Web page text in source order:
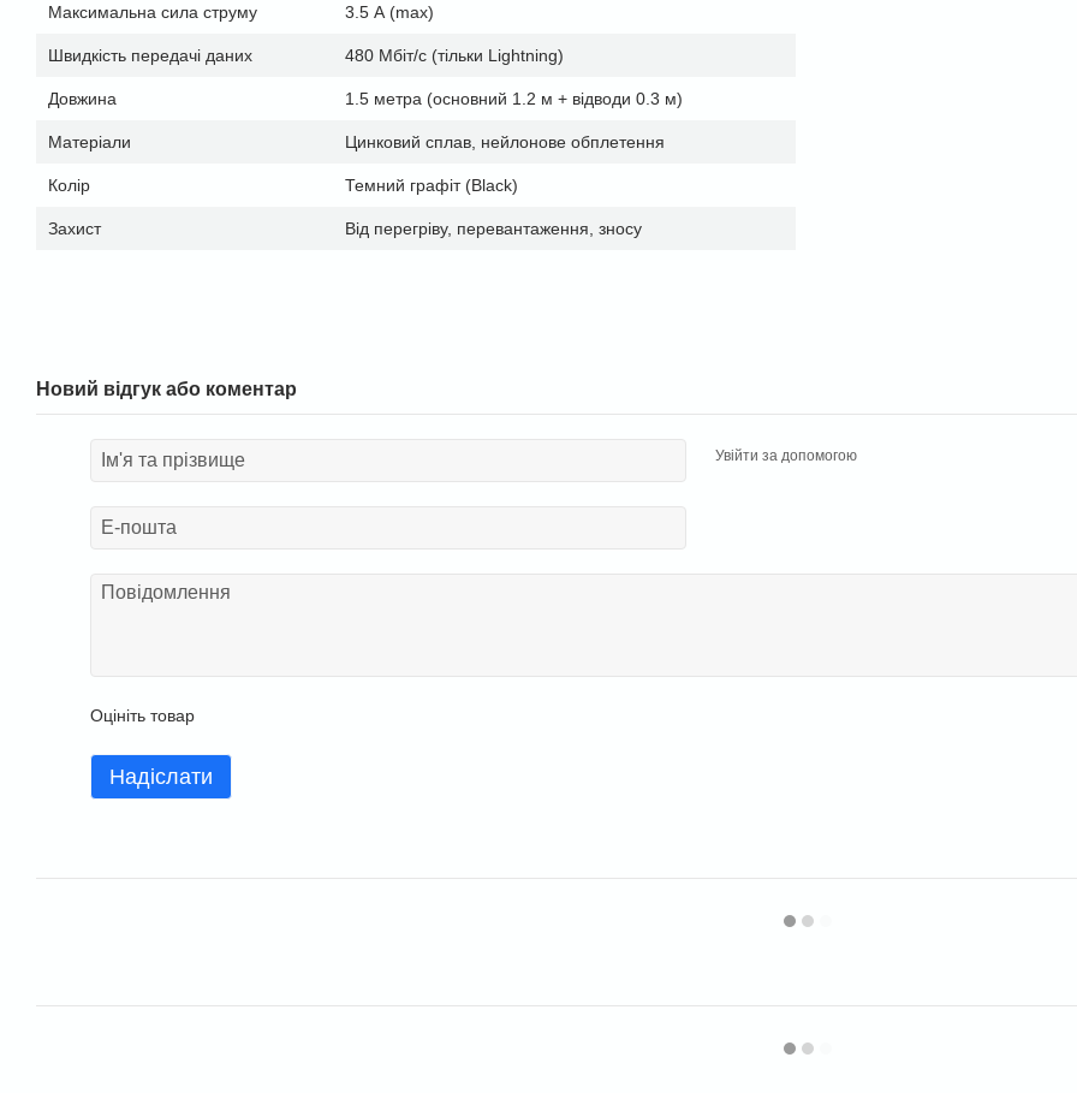
Максимальна сила струму 3.5 А (max)
Швидкість передачі даних 480 Мбіт/с (тільки Lightning)
Довжина 1.5 метра (основний 1.2 м + відводи 0.3 м)
Матеріали Цинковий сплав, нейлонове обплетення
Колір Темний графіт (Black)
Захист Від перегріву, перевантаження, зносу
Новий відгук або коментар
Увійти за допомогою
Оцініть товар
Надіслати